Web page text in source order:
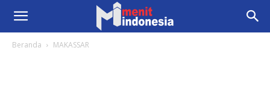
Beranda MAKASSAR